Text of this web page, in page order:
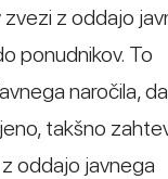
z oddajo
ponudnikov. To
naročila,
takšno
oddajo javnega